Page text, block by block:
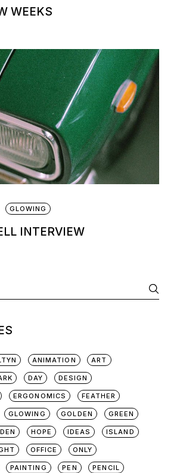
WEEKS
GLOWING
INTERVIEW
ANIMATION ART
DAY DESIGN
ERGONOMICS FEATHER
GLOWING GOLDEN GREEN
HOPE IDEAS ISLAND
OFFICE ONLY
PAINTING PEN PENCIL